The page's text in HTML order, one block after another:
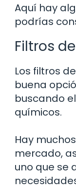
Aquí hay
podrías
Filtros
Los filtros
buena
buscando
químicos.
Hay
mercado,
uno que se